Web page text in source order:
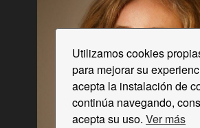
Utilizamos cookies
para mejorar su
acepta la instalación de
continúa navegando,
acepta su uso. Ver más